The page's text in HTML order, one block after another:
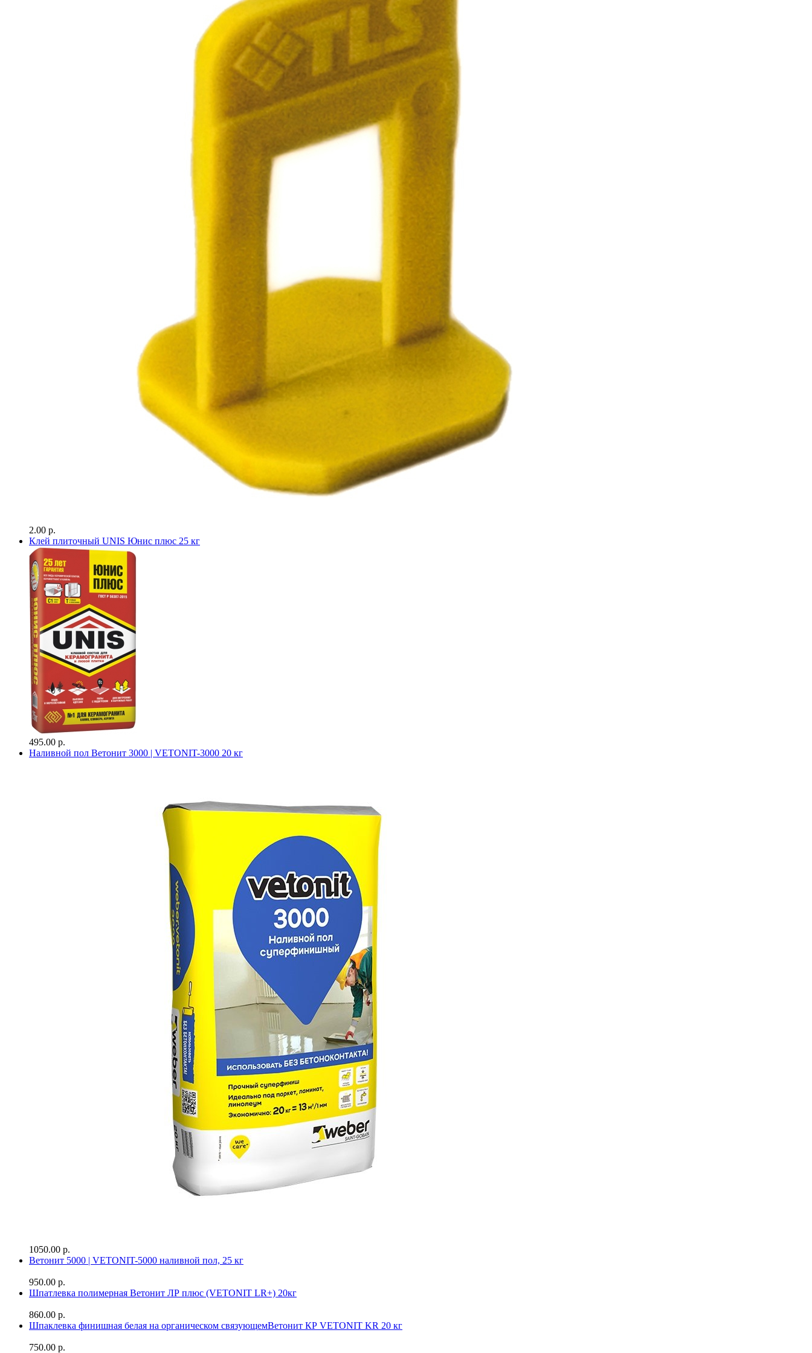
2.00 р.
Клей плиточный UNIS Юнис плюс 25 кг
495.00 р.
Наливной пол Ветонит 3000 | VETONIT-3000 20 кг
1050.00 р.
Ветонит 5000 | VETONIT-5000 наливной пол, 25 кг
950.00 р.
Шпатлевка полимерная Ветонит ЛР плюс (VETONIT LR+) 20кг
860.00 р.
Шпаклевка финишная белая на органическом связующемВетонит КР VETONIT KR 20 кг
750.00 р.